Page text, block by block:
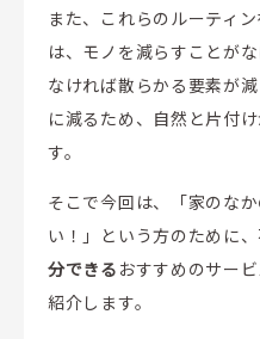
また、これらのルーティ
は、モノを減らすことが
なければ散らかる要素が
に減るため、自然と片付
す。
そこで今回は、「家のな
い！」という方のために
分できる おすすめのサー
紹介します。